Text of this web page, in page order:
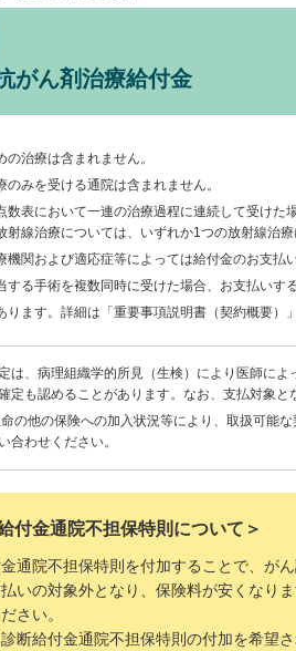
がん剤治療給付金
の治療は含まれません。
のみを受ける通院は含まれません。
数表において一連の治療過程に連続して受け
射線治療については、いずれか1つの放射線治
機関および適応症等によっては給付金のお支払
する手術を複数同時に受けた場合、お支払いす
ります。詳細は「重要事項説明書（契約概要）
は、病理組織学的所見（生検）により医師に
定も認めることがあります。なお、支払対象
の他の保険への加入状況等により、取扱可能
合わせください。
付金通院不担保特則について＞
通院不担保特則を付加することで、が
いの対象外となり、保険料が安くなり
さい。
断給付金通院不担保特則の付加を希